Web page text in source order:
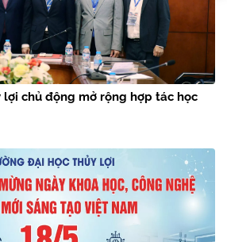
lợi chủ động mở rộng hợp tác học